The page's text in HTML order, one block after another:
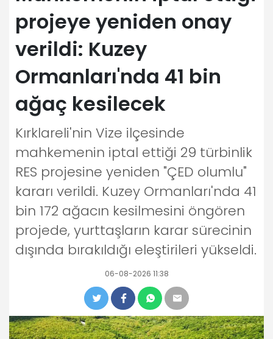
projeye yeniden onay
verildi: Kuzey
Ormanları'nda 41 bin
ağaç kesilecek
Kırklareli'nin Vize ilçesinde
mahkemenin iptal ettiği 29 türbinlik
RES projesine yeniden "ÇED olumlu"
kararı verildi. Kuzey Ormanları'nda 41
bin 172 ağacın kesilmesini öngören
projede, yurttaşların karar sürecinin
dışında bırakıldığı eleştirileri yükseldi.
06-08-2026 11:38